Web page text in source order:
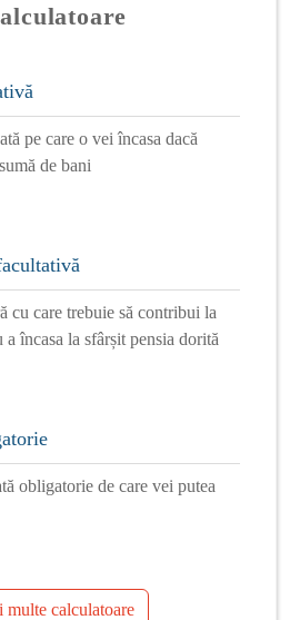
pe care o vei încasa dacă
de bani
cu care trebuie să contribui la
încasa la sfârșit pensia dorită
obligatorie de care vei putea
multe calculatoare